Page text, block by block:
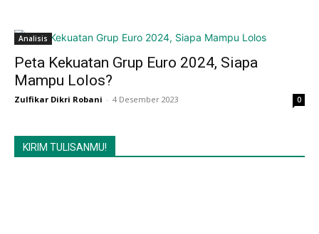
Analisis
Peta Kekuatan Grup Euro 2024, Siapa
Mampu Lolos?
Zulfikar Dikri Robani - 4 Desember 2023 0
KIRIM TULISANMU!